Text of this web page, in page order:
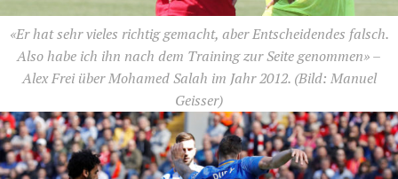
«Er hat sehr vieles richtig gemacht, aber Entscheidendes falsch.
Also habe ich ihn nach dem Training zur Seite genommen» –
Alex Frei über Mohamed Salah im Jahr 2012.(Bild: Manuel
Geisser)